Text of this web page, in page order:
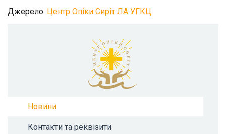
Джерело: Центр Опіки Сиріт ЛА УГКЦ
Новини
Контакти та реквізити